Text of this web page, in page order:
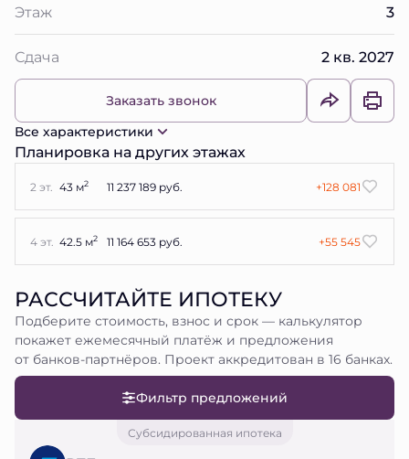
Этаж 3
Сдача 2 кв. 2027
Заказать звонок
Все характеристики
Планировка на других этажах
2 эт. 43 м2 11 237 189 руб. +128 081
4 эт. 42.5 м2 11 164 653 руб. +55 545
РАССЧИТАЙТЕ ИПОТЕКУ
Подберите стоимость, взнос и срок — калькулятор
покажет ежемесячный платёж и предложения
от банков-партнёров. Проект аккредитован в 16 банках.
Фильтр предложений
Субсидированная ипотека